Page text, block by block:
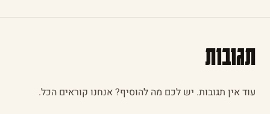
תגובות
עוד אין תגובות. יש לכם מה להוסיף? אנחנו קוראים הכל.